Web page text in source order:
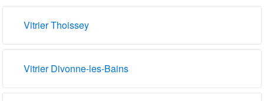
Vitrier Thoissey
Vitrier Divonne-les-Bains